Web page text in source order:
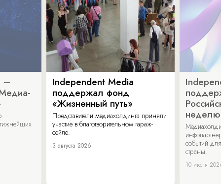
–
Independent Media
поддержал фонд
«Жизненный путь»
Представители медиахолдинга приняли
участие в благотворительном гараж-
сейле.
3 августа 2026
неделю
событий
страны.
10 июля